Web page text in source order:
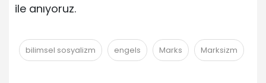
ile anıyoruz.
bilimsel sosyalizm engels Marks Marksizm